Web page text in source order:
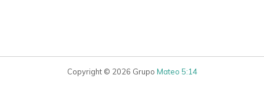
Copyright © 2026 Grupo Mateo 5:14